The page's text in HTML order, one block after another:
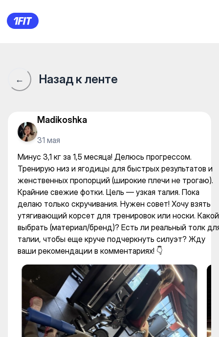
Минус 3,1 кг за 1,5 месяца!
← Назад к ленте
Madikoshka
31 мая
Минус 3,1 кг за 1,5 месяца! Делюсь прогрессом.
Тренирую низ и ягодицы для быстрых результатов и
женственных пропорций (широкие плечи не трогаю).
Крайние свежие фотки. Цель — узкая талия. Пока
делаю только скручивания. Нужен совет! Хочу взять
утягивающий корсет для тренировок или носки. Какой
выбрать (материал/бренд)? Есть ли реальный толк
талии, чтобы еще круче подчеркнуть силуэт? Жду
ваши рекомендации в комментариях! 👇